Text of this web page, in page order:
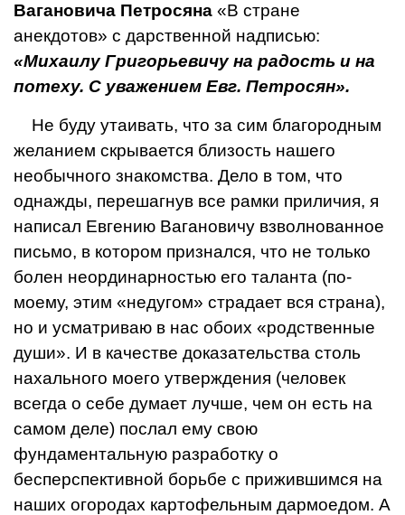
Вагановича Петросяна «В стране
анекдотов» с дар­ственной надписью:
«Михаилу Григо­рьевичу на радость и на
потеху. С уважением Евг. Петросян».
Не буду утаивать, что за сим бла­городным
желанием скрывается бли­зость нашего
необычного знакомства. Дело в том, что
однажды, перешаг­нув все рамки приличия, я
написал Евгению Вагановичу взволнованное
письмо, в котором признался, что не только
болен неординарностью его таланта (по-
моему, этим «недугом» страдает вся страна),
но и усматриваю в нас обоих «родственные
души». И в качестве доказательства столь
нахального моего утверждения (человек
всегда о себе думает луч­ше, чем он есть на
самом деле) по­слал ему свою
фундаментальную разработку о
бесперспективной борь­бе с прижившимся на
наших огоро­дах картофельным дармоедом. А